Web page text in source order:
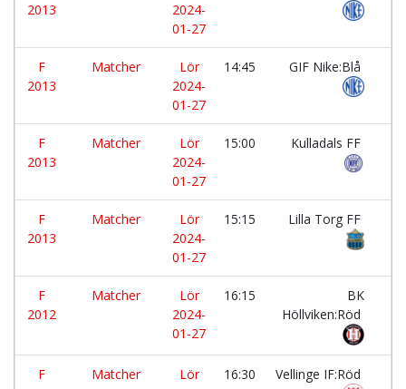
2013
2024-
01-27
F
2013
Matcher
Lör
2024-
01-27
14:45 GIF Nike:Blå
F
2013
Matcher
Lör
2024-
01-27
15:00 Kulladals FF
F
2013
Matcher
Lör
2024-
01-27
15:15 Lilla Torg FF
F
2012
Matcher
Lör
2024-
01-27
16:15
BK
Höllviken:Röd
F
Matcher
Lör
16:30 Vellinge IF:Röd